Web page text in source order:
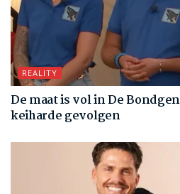
REALITY
De maat is vol in De
keiharde gevolgen